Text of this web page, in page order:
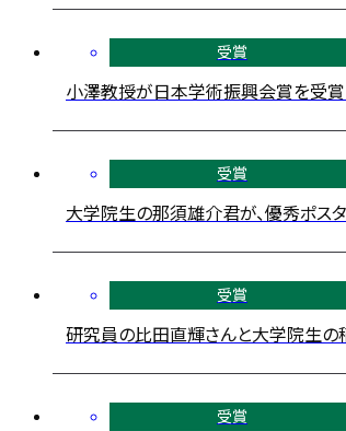
受賞
小澤教授が日本学術振興会賞を受賞
受賞
大学院生の那須雄介君が、優秀ポス
受賞
研究員の比田直輝さんと大学院生の
受賞